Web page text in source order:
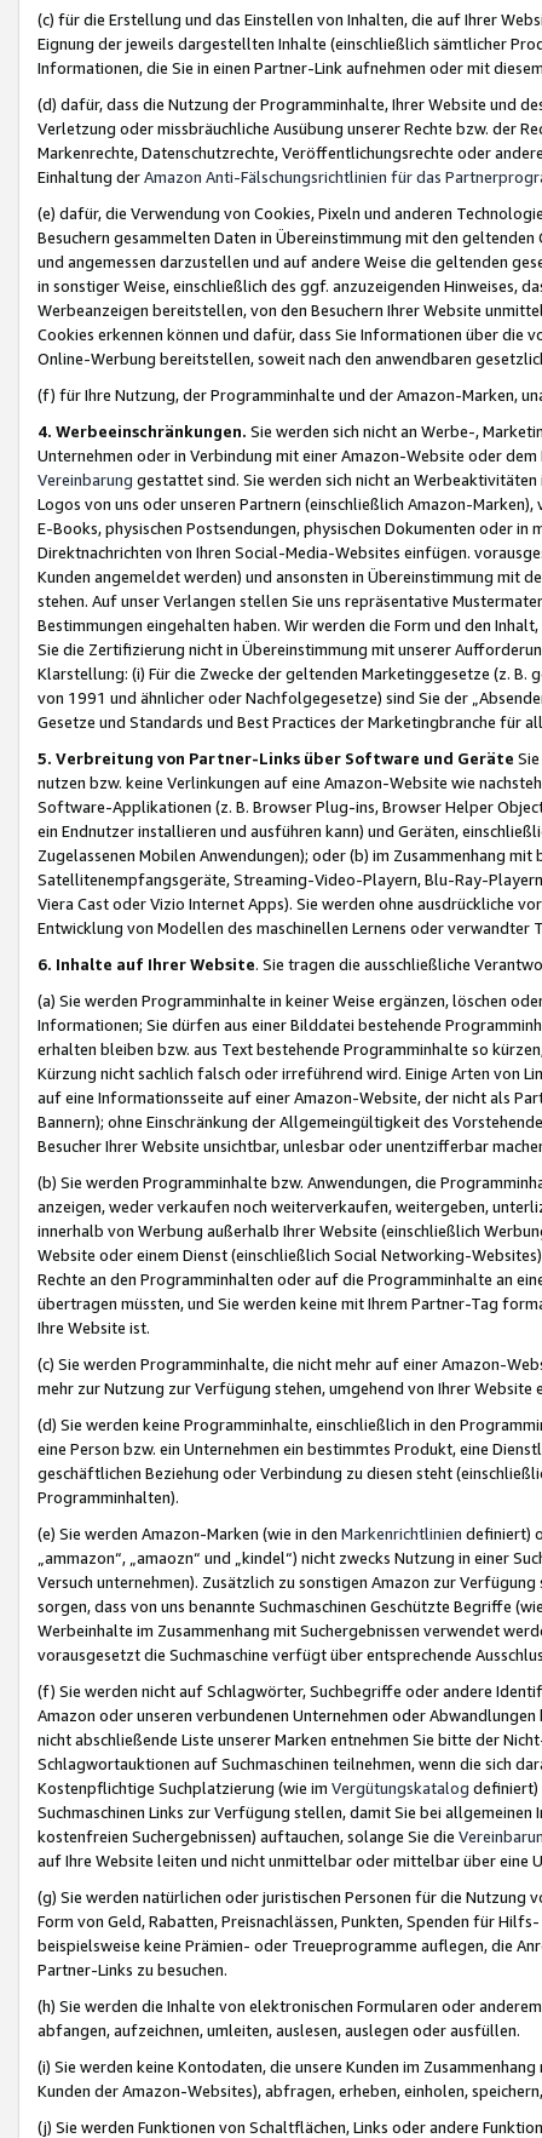
(c) für die Erstellung und das Einstellen von Inhalten, die auf Ihrer
Eignung der jeweils dargestellten Inhalte (einschließlich sämtlicher
Informationen, die Sie in einen Partner-Link aufnehmen oder mit
(d) dafür, dass die Nutzung der Programminhalte, Ihrer Website und
Verletzung oder missbräuchliche Ausübung unserer Rechte bzw. der
Markenrechte, Datenschutzrechte, Veröffentlichungsrechte oder
Einhaltung derAmazon Anti-Fälschungsrichtlinien für das
(e) dafür, die Verwendung von Cookies, Pixeln und anderen
Besuchern gesammelten Daten in Übereinstimmung mit den
und angemessen darzustellen und auf andere Weise die geltenden
in sonstiger Weise, einschließlich des ggf. anzuzeigenden Hinweises,
Werbeanzeigen bereitstellen, von den Besuchern Ihrer Website
Cookies erkennen können und dafür, dass Sie Informationen über die
Online-Werbung bereitstellen, soweit nach den anwendbaren
(f) für Ihre Nutzung, der Programminhalte und der Amazon-Marken,
4. Werbeeinschränkungen. Sie werden sich nicht an Werbe-,
Unternehmen oder in Verbindung mit einer Amazon-Website oder
Vereinbarung gestattet sind. Sie werden sich nicht an
Logos von uns oder unseren Partnern (einschließlich Amazon-
E-Books, physischen Postsendungen, physischen Dokumenten oder in
Direktnachrichten von Ihren Social-Media-Websites einfügen.
Kunden angemeldet werden) und ansonsten in Übereinstimmung mit
stehen. Auf unser Verlangen stellen Sie uns repräsentative
Bestimmungen eingehalten haben. Wir werden die Form und den
Sie die Zertifizierung nicht in Übereinstimmung mit unserer
Klarstellung: (i) Für die Zwecke der geltenden Marketinggesetze (z. B.
von 1991 und ähnlicher oder Nachfolgegesetze) sind Sie der
Gesetze und Standards und Best Practices der Marketingbranche für
5. Verbreitung von Partner-Links über Software und Geräte
nutzen bzw. keine Verlinkungen auf eine Amazon-Website wie
Software-Applikationen (z. B. Browser Plug-ins, Browser Helper
ein Endnutzer installieren und ausführen kann) und Geräten,
Zugelassenen Mobilen Anwendungen); oder (b) im Zusammenhang
Satellitenempfangsgeräte, Streaming-Video-Playern, Blu-Ray-
Viera Cast oder Vizio Internet Apps). Sie werden ohne ausdrückliche
Entwicklung von Modellen des maschinellen Lernens oder
6. Inhalte auf Ihrer Website. Sie tragen die ausschließliche
(a) Sie werden Programminhalte in keiner Weise ergänzen, löschen
Informationen; Sie dürfen aus einer Bilddatei bestehende
erhalten bleiben bzw. aus Text bestehende Programminhalte so
Kürzung nicht sachlich falsch oder irreführend wird. Einige Arten von
auf eine Informationsseite auf einer Amazon-Website, der nicht als
Bannern); ohne Einschränkung der Allgemeingültigkeit des
Besucher Ihrer Website unsichtbar, unlesbar oder unentzifferbar
(b) Sie werden Programminhalte bzw. Anwendungen, die
anzeigen, weder verkaufen noch weiterverkaufen, weitergeben,
innerhalb von Werbung außerhalb Ihrer Website (einschließlich
Website oder einem Dienst (einschließlich Social Networking-
Rechte an den Programminhalten oder auf die Programminhalte an
übertragen müssten, und Sie werden keine mit Ihrem Partner-Tag
Ihre Website ist.
(c) Sie werden Programminhalte, die nicht mehr auf einer Amazon-
mehr zur Nutzung zur Verfügung stehen, umgehend von Ihrer
(d) Sie werden keine Programminhalte, einschließlich in den
eine Person bzw. ein Unternehmen ein bestimmtes Produkt, eine
geschäftlichen Beziehung oder Verbindung zu diesen steht
Programminhalten).
(e) Sie werden Amazon-Marken (wie in den Markenrichtlinien definiert)
„ammazon“, „amaozn“ und „kindel“) nicht zwecks Nutzung in einer
Versuch unternehmen). Zusätzlich zu sonstigen Amazon zur
sorgen, dass von uns benannte Suchmaschinen Geschützte Begriffe
Werbeinhalte im Zusammenhang mit Suchergebnissen verwendet
vorausgesetzt die Suchmaschine verfügt über entsprechende
(f) Sie werden nicht auf Schlagwörter, Suchbegriffe oder andere
Amazon oder unseren verbundenen Unternehmen oder
nicht abschließende Liste unserer Marken entnehmen Sie bitte der
Schlagwortauktionen auf Suchmaschinen teilnehmen, wenn die sich
Kostenpflichtige Suchplatzierung (wie im Vergütungskatalog definiert)
Suchmaschinen Links zur Verfügung stellen, damit Sie bei
kostenfreien Suchergebnissen) auftauchen, solange Sie die
auf Ihre Website leiten und nicht unmittelbar oder mittelbar über eine
(g) Sie werden natürlichen oder juristischen Personen für die Nutzung
Form von Geld, Rabatten, Preisnachlässen, Punkten, Spenden für
beispielsweise keine Prämien- oder Treueprogramme auflegen, die
Partner-Links zu besuchen.
(h) Sie werden die Inhalte von elektronischen Formularen oder
abfangen, aufzeichnen, umleiten, auslesen, auslegen oder ausfüllen.
(i) Sie werden keine Kontodaten, die unsere Kunden im
Kunden der Amazon-Websites), abfragen, erheben, einholen,
(j) Sie werden Funktionen von Schaltflächen, Links oder andere